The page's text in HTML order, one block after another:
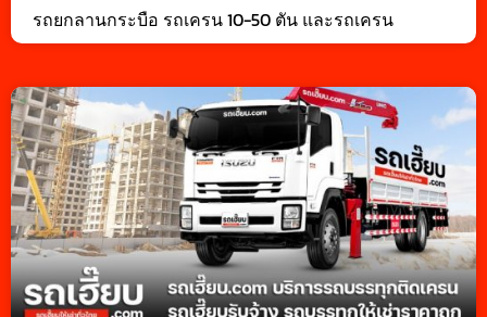
รถยกลานกระบือ รถเครน 10-50 ตัน และรถเครน